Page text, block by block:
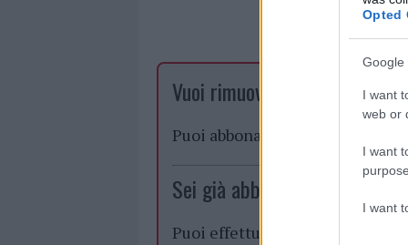
Opted
Google
I want
web or
I want
I want
Vuoi rimuovere le pubblicità
Puoi abbonarti a
Sei già abbonato?
Puoi effettuare l'accesso